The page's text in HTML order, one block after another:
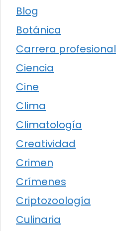
Blog
Botánica
Carrera profesional
Ciencia
Cine
Clima
Climatología
Creatividad
Crimen
Crímenes
Criptozoología
Culinaria